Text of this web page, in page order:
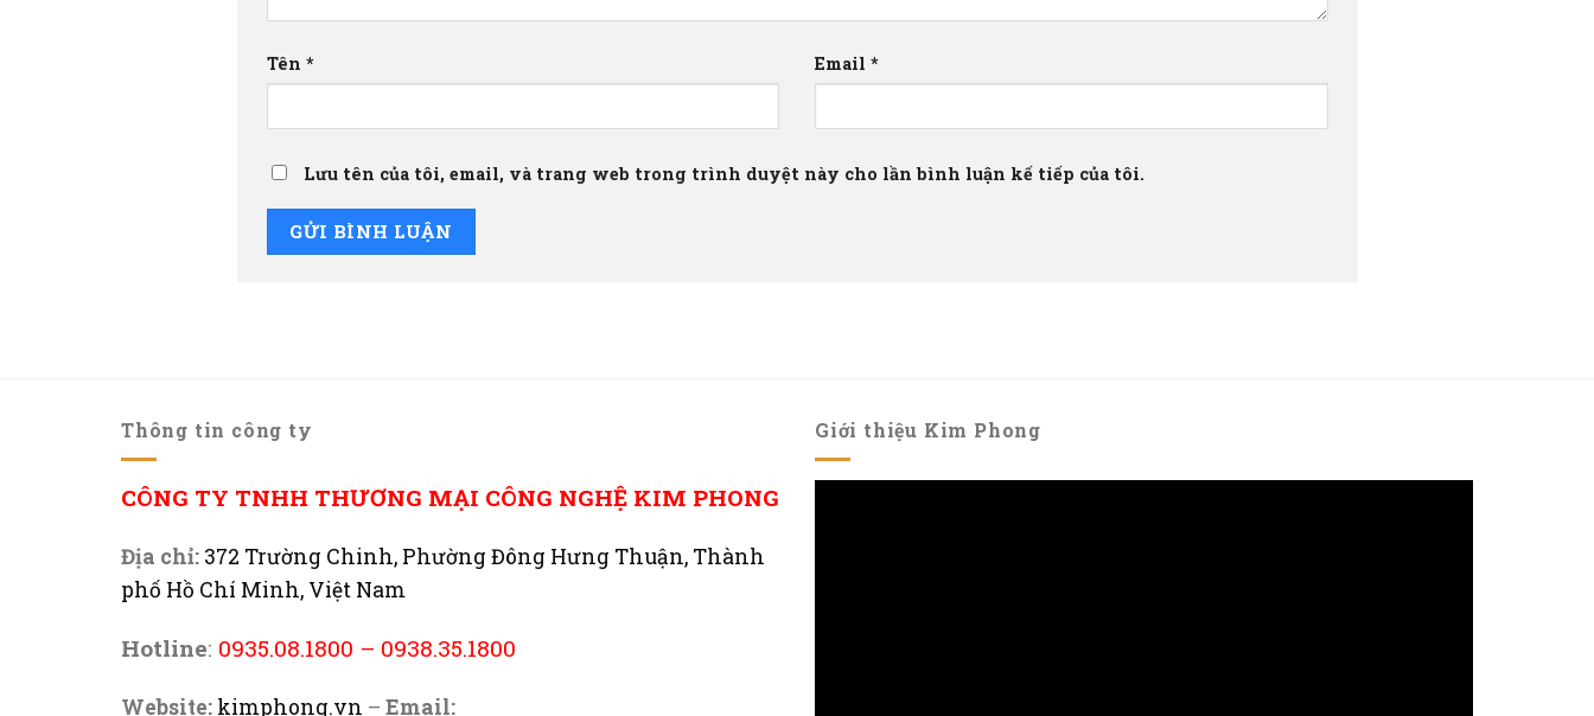
Tên * Email *
Lưu tên của tôi, email, và trang web trong trình duyệt này cho lần bình luận kế tiếp của tôi.
Thông tin công ty
CÔNG TY TNHH THƯƠNG MẠI CÔNG NGHỆ KIM PHONG
Địa chỉ: 372 Trường Chinh, Phường Đông Hưng Thuận, Thành
phố Hồ Chí Minh, Việt Nam
Hotline: 0935.08.1800 – 0938.35.1800
Website: kimphong.vn – Email:
Giới thiệu Kim Phong